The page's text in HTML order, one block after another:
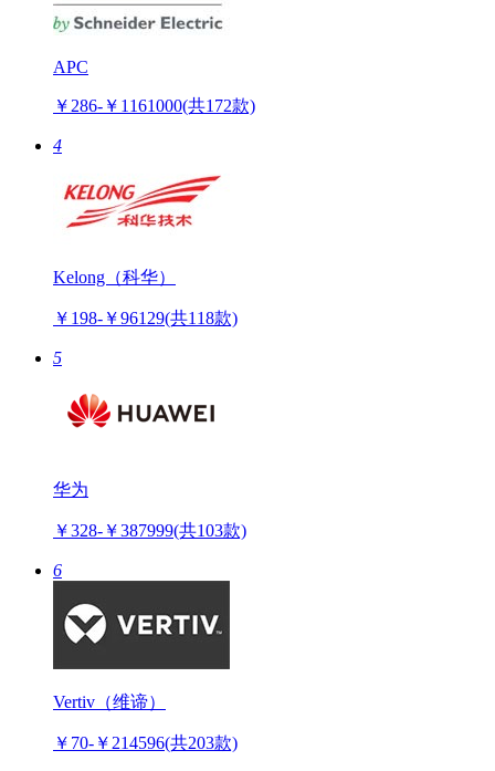
APC
￥286-￥1161000(共172款)
4
Kelong（科华）
￥198-￥96129(共118款)
5
华为
￥328-￥387999(共103款)
6
Vertiv（维谛）
￥70-￥214596(共203款)